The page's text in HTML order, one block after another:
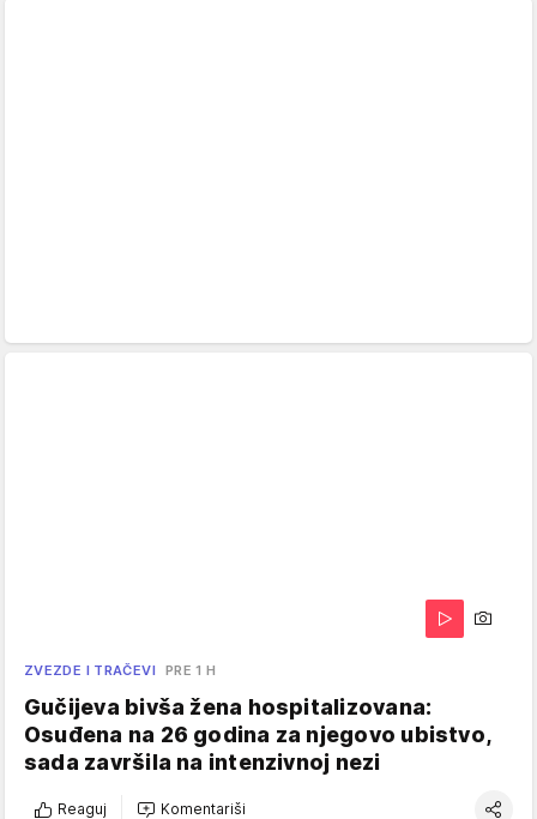
ZVEZDE I TRAČEVI PRE 1 H
Gučijeva bivša žena hospitalizovana:
Osuđena na 26 godina za njegovo ubistvo,
sada završila na intenzivnoj nezi
Reaguj Komentariši